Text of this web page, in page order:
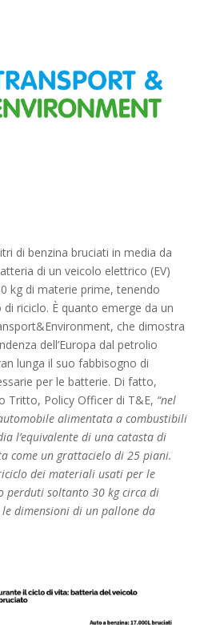
di benzina bruciati in media da
di un veicolo elettrico (EV)
kg di materie prime, tenendo
riciclo. È quanto emerge da un
che dimostra
dell’Europa dal petrolio
lunga il suo fabbisogno di
per le batterie. Di fatto,
Tritto, Policy Officer di T&E, “nel
alimentata a combustibili
l’equivalente di una catasta di
come un grattacielo di 25 piani.
dei materiali usati per le
perduti soltanto 30 kg circa di
dimensioni di un pallone da